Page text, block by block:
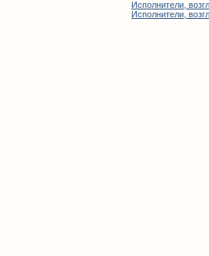
Исполнители,
Исполнители,